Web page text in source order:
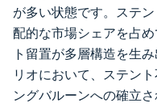
が多い状態です。ステ
配的な市場シェアを占
ト留置が多層構造を生
リオにおいて、ステン
ングバルーンへの確立